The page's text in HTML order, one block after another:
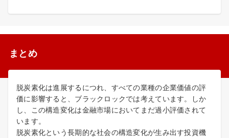
まとめ
脱炭素化は進展するにつれ、すべての業種の企業価値の評
価に影響すると、ブラックロックでは考えています。しか
し、この構造変化は金融市場においてまだ過小評価されて
います。
脱炭素化という長期的な社会の構造変化が生み出す投資機